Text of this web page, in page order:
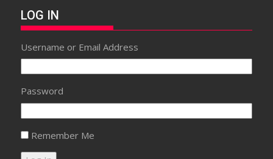
LOG IN
Username or Email Address
Password
Remember Me